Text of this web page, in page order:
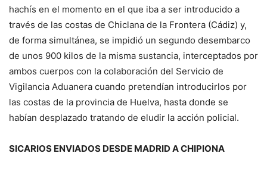
hachís en el momento en el que iba a ser introducido a
través de las costas de Chiclana de la Frontera (Cádiz) y,
de forma simultánea, se impidió un segundo desembarco
de unos 900 kilos de la misma sustancia, interceptados por
ambos cuerpos con la colaboración del Servicio de
Vigilancia Aduanera cuando pretendían introducirlos por
las costas de la provincia de Huelva, hasta donde se
habían desplazado tratando de eludir la acción policial.
SICARIOS ENVIADOS DESDE MADRID A CHIPIONA